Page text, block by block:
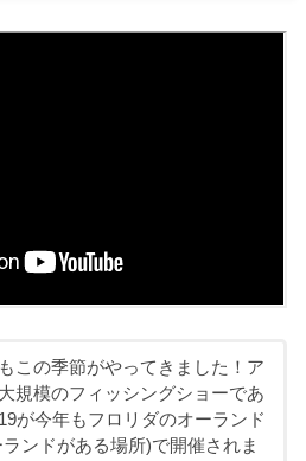
この季節がやってきました！ア
規模のフィッシングショーであ
が今年もフロリダのオーランド
ンドがある場所)で開催されま